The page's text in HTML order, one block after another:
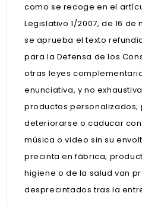
como se recoge en el
Legislativo 1/2007, de 16
se aprueba el texto
para la Defensa de los
otras leyes
enunciativa, y no
productos personalizados;
deteriorarse o caducar con
música o video sin su
precinta en fábrica;
higiene o de la salud van
desprecintados tras la